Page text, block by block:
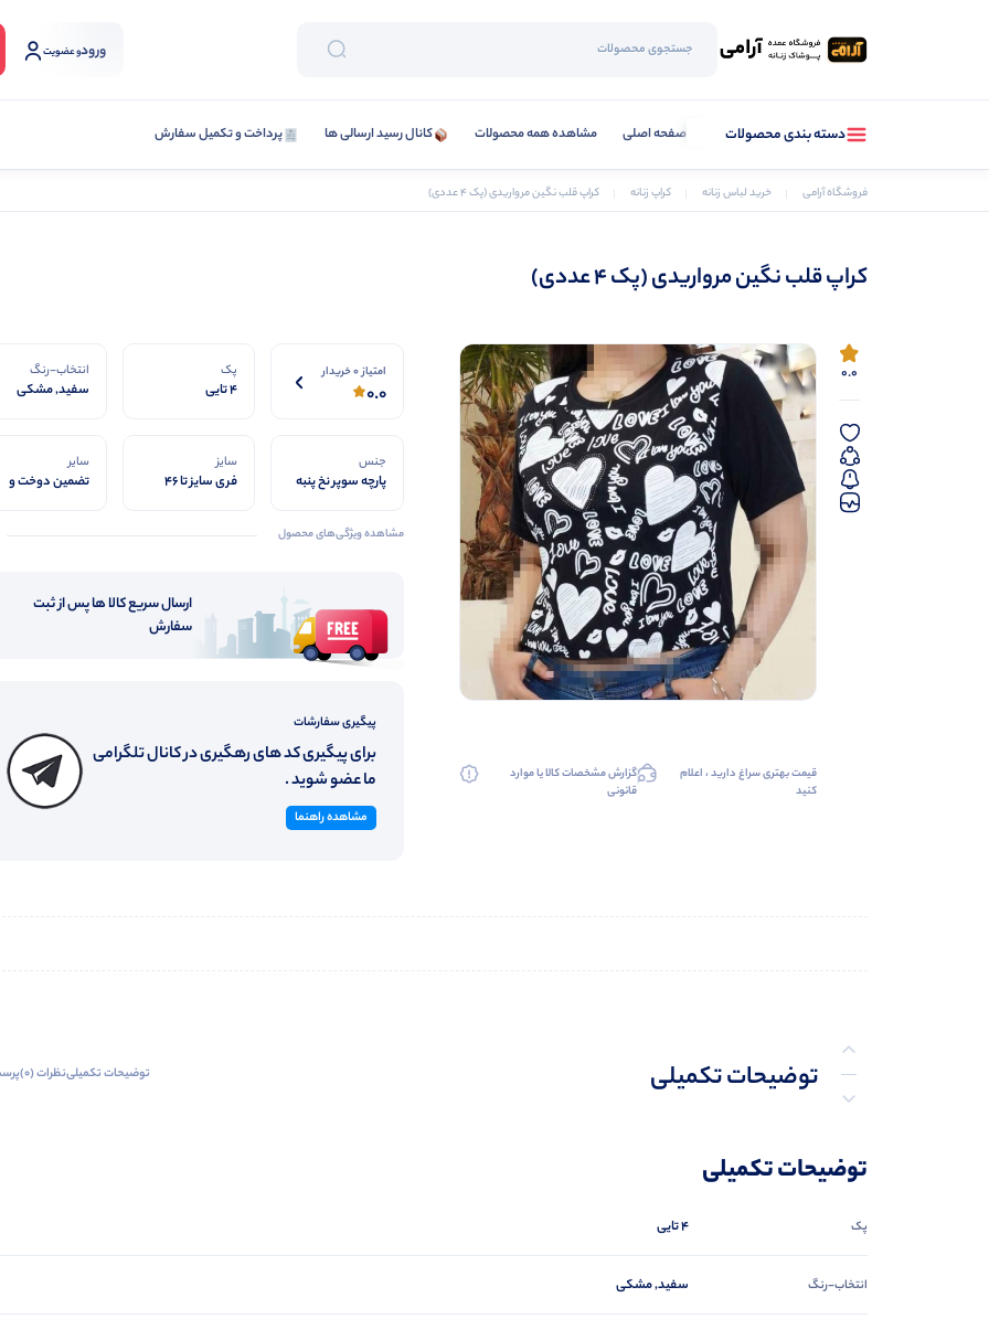
ورودو عضویت
دسته بندی محصولات صفحه اصلی مشاهده همه محصولات کانال رسید ارسالی ها پرداخت و تکمیل سفارش
فروشگاه آرامی خرید لباس زنانه کراپ زنانه کراپ قلب نگین مرواریدی (پک 4 عددی)
کراپ قلب نگین مرواریدی (پک 4 عددی)
0.0
قیمت بهتری سراغ دارید ، اعلام
کنید
گزارش مشخصات کالا یا موارد
قانونی
امتیاز 0 خریدار
0.0
پک
4 تایی
انتخاب-رنگ
سفید, مشکی
جنس
پارچه سوپر نخ پنبه
سایز
فری سایز تا 46
سایر
تضمین دوخت و
مشاهده ویژگی‌های محصول
ارسال سریع کالا ها پس از ثبت
سفارش
پیگیری سفارشات
برای پیگیری کد های رهگیری در کانال تلگرامی
ما عضو شوید .
مشاهده راهنما
توضیحات تکمیلی
توضیحات تکمیلینظرات (0)
توضیحات تکمیلی
پک 4 تایی
انتخاب-رنگ سفید, مشکی